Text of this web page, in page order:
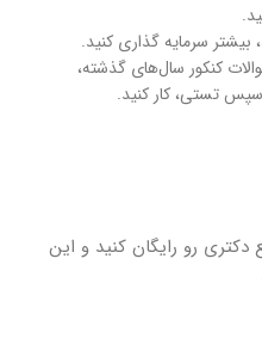
کنکور سال‌های گذشته،
تستی، کار کنید.
رو رایگان کنید و این